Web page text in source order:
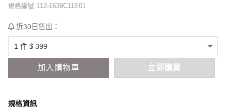
規格編號 112-1639C11E01
近30日售出：
加入購物車 立即購買
規格資訊